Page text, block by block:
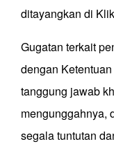
ditayangkan di
Gugatan terkait
dengan
tanggung jawab
mengunggahnya,
segala tuntutan